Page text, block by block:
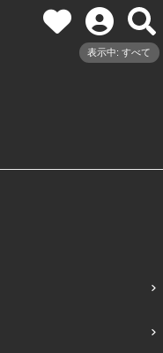
表示中: すべて